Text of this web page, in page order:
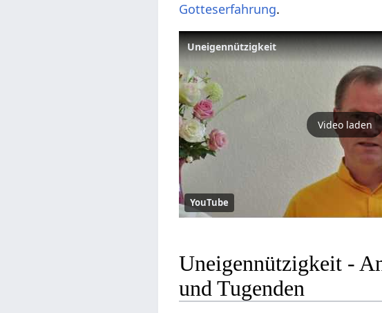
Gotteserfahrung.
Uneigennützigkeit
Video laden
YouTube
Uneigennützigkeit -
und Tugenden